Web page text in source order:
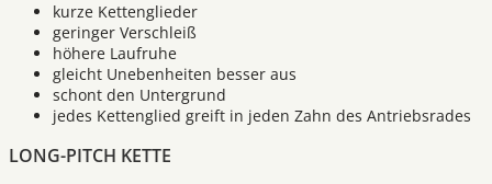
kurze Kettenglieder
geringer Verschleiß
höhere Laufruhe
gleicht Unebenheiten besser aus
schont den Untergrund
jedes Kettenglied greift in jeden Zahn des Antriebsrades
LONG-PITCH KETTE